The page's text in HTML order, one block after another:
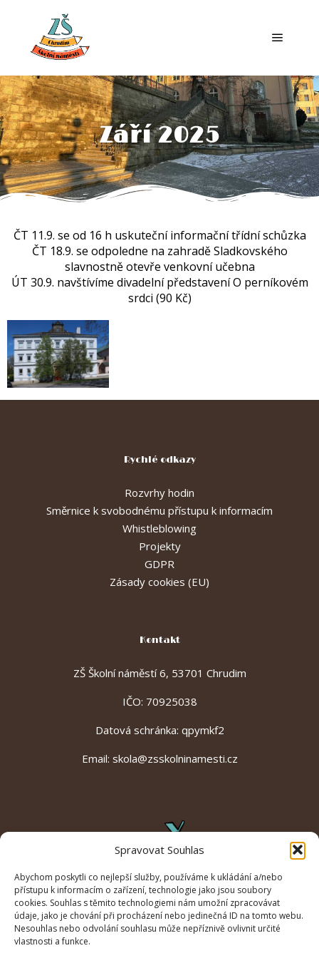
Spravovat Souhlas
Abychom poskytli co nejlepší služby, používáme k ukládání a/nebo
přístupu k informacím o zařízení, technologie jako jsou soubory
cookies. Souhlas s těmito technologiemi nám umožní zpracovávat
údaje, jako je chování při procházení nebo jedinečná ID na tomto webu.
Nesouhlas nebo odvolání souhlasu může nepříznivě ovlivnit určité
vlastnosti a funkce.
Září 2025
ČT 11.9. se od 16 h uskuteční informační třídní schůzka
ČT 18.9. se odpoledne na zahradě Sladkovského
slavnostně otevře venkovní učebna
ÚT 30.9. navštívíme divadelní představení O perníkovém
srdci (90 Kč)
Rychlé odkazy
Rozvrhy hodin
Směrnice k svobodnému přístupu k informacím
Whistleblowing
Projekty
GDPR
Zásady cookies (EU)
Kontakt
ZŠ Školní náměstí 6, 53701 Chrudim
IČO: 70925038
Datová schránka: qpymkf2
Email: skola@zsskolninamesti.cz